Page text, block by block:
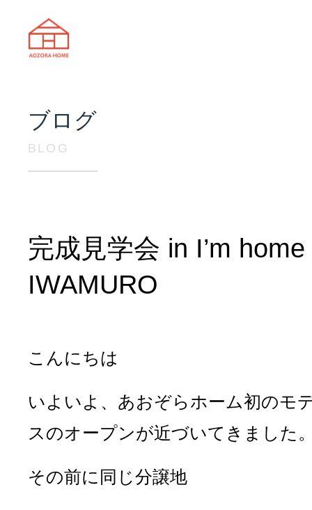
ブログ
BLOG
完成見学会 in I’m home
IWAMURO
こんにちは
いよいよ、あおぞらホーム初のモ
スのオープンが近づいてきました
その前に同じ分譲地